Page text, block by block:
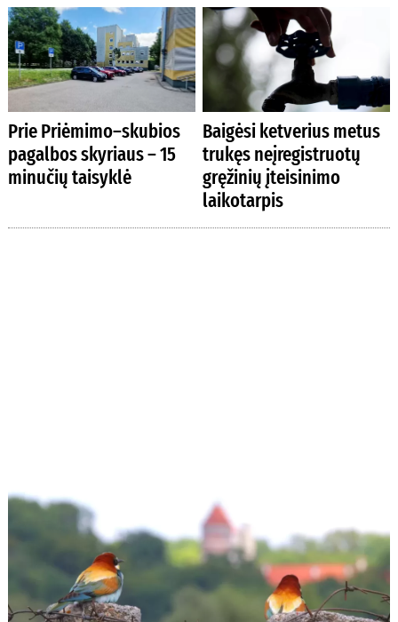
Prie Priėmimo–skubios
pagalbos skyriaus – 15
minučių taisyklė
Baigėsi ketverius metus
trukęs neįregistruotų
gręžinių įteisinimo
laikotarpis